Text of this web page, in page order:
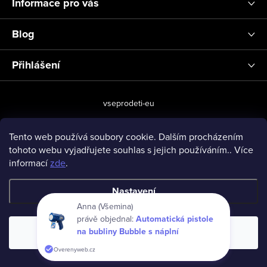
Tento web používá soubory cookie. Dalším procházením
tohoto webu vyjadřujete souhlas s jejich používáním.. Více
informacízde.
Nastavení
Souhlasím
Blog
Přihlášení
vseprodeti-eu
Copyright 2026www.vseprodeti.eu. Všechna práva vyhrazena.
Anna (Všemina)
právě objednal: Automatická pistole
na bubliny Bubble s náplní
Overenyweb.cz